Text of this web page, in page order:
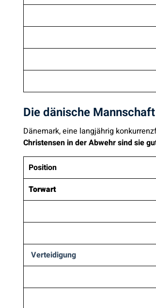
Die dänische
Dänemark, eine langjährig
Christensen in der Abwehr sind sie
Position
Torwart
Verteidigung